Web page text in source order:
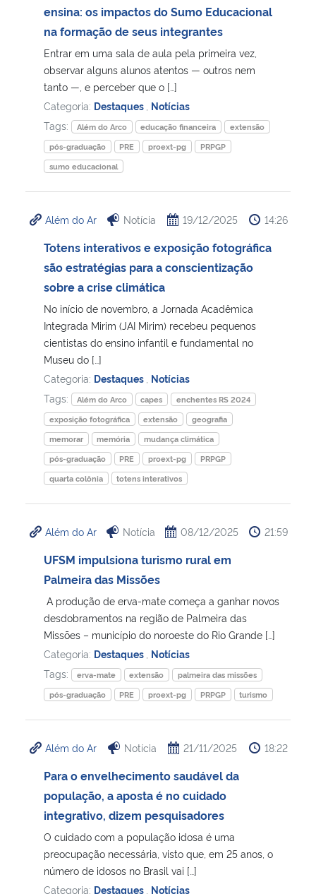
ensina: os impactos do Sumo Educacional
na formação de seus integrantes
Entrar em uma sala de aula pela primeira vez,
observar alguns alunos atentos — outros nem
tanto —, e perceber que o […]
Categoria: Destaques Notícias
Tags:
Além do Arco educação financeira
extensão
pós-graduação
PRE proext-pg
PRPGP
sumo educacional
Além do Ar Notícia 19/12/2025 14:26
Totens interativos e exposição fotográfica
são estratégias para a conscientização
sobre a crise climática
No início de novembro, a Jornada Acadêmica
Integrada Mirim (JAI Mirim) recebeu pequenos
cientistas do ensino infantil e fundamental no
Museu do […]
Categoria: Destaques Notícias
Tags:
Além do Arco capes
enchentes RS 2024
exposição fotográfica
extensão
geografia
memorar
memória
mudança climática
pós-graduação
PRE proext-pg
PRPGP
quarta colônia
totens interativos
Além do Ar Notícia 08/12/2025 21:59
UFSM impulsiona turismo rural em
Palmeira das Missões
A produção de erva-mate começa a ganhar novos
desdobramentos na região de Palmeira das
Missões – município do noroeste do Rio Grande […]
Categoria: Destaques Notícias
Tags:
erva-mate extensão
palmeira das missões
pós-graduação
PRE proext-pg PRPGP turismo
Além do Ar Notícia 21/11/2025 18:22
Para o envelhecimento saudável da
população, a aposta é no cuidado
integrativo, dizem pesquisadores
O cuidado com a população idosa é uma
preocupação necessária, visto que, em 25 anos, o
número de idosos no Brasil vai […]
Categoria: Destaques Notícias